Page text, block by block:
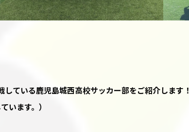
ている鹿児島城西高校サッカー部をご紹介します！
います。）